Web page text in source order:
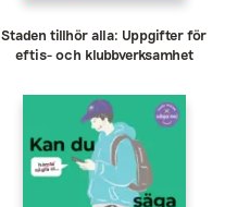
Staden tillhör alla: Uppgifter för
eftis- och klubbverksamhet